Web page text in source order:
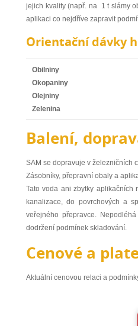
jejich kvality (např. na 1 t slámy
aplikaci co nejdříve zapravit
Orientační dávky
Obilniny
Okopaniny
Olejniny
Zelenina
Balení,
SAM se dopravuje v železničních
Zásobníky, přepravní obaly a
Tato voda ani zbytky aplikačních
kanalizace, do povrchových a
veřejného přepravce.
dodržení podmínek skladování.
Cenové a
Aktuální cenovou relaci a